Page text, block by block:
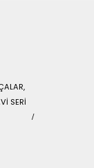
,
SERİ